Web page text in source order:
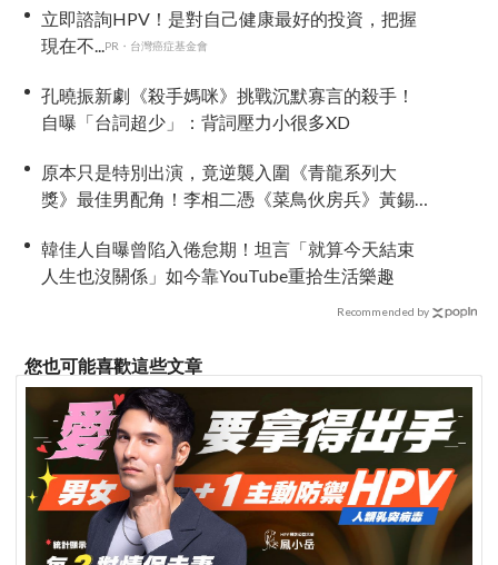
立即諮詢HPV！是對自己健康最好的投資，把握
現在不...PR・台灣癌症基金會
孔曉振新劇《殺手媽咪》挑戰沉默寡言的殺手！
自曝「台詞超少」：背詞壓力小很多XD
原本只是特別出演，竟逆襲入圍《青龍系列大
獎》最佳男配角！李相二憑《菜鳥伙房兵》黃錫
韓佳人自曝曾陷入倦怠期！坦言「就算今天結束
人生也沒關係」如今靠YouTube重拾生活樂趣
Recommended by
您也可能喜歡這些文章